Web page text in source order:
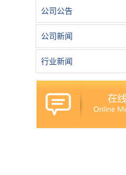
公司公告
公司新闻
行业新闻